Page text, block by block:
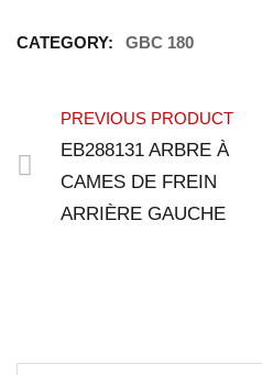
CATEGORY: GBC 180
PREVIOUS PRODUCT
EB288131 ARBRE À
CAMES DE FREIN
ARRIÈRE GAUCHE